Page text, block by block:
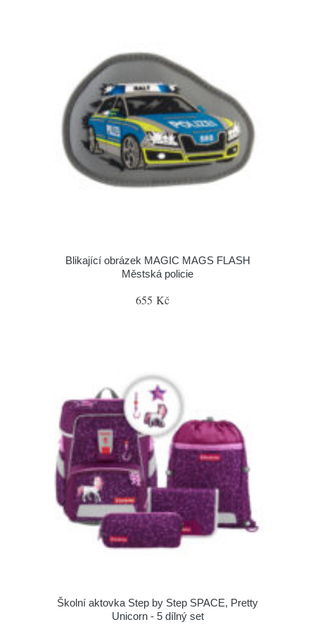
Blikající obrázek MAGIC MAGS FLASH
Městská policie
655 Kč
Školní aktovka Step by Step SPACE, Pretty
Unicorn - 5 dílný set